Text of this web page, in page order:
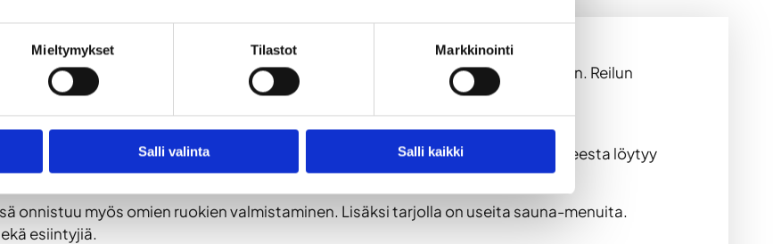
Mieltymykset Tilastot Markkinointi
Salli valinta Salli kaikki
keskustassa. Tilasta löytyy viihtyisät oleskelutilat sekä keittiö perusvarusteineen. Reilun
saunojaa.
valkokangas, karaokelaitteet, äänentoistojärjestelmä, minipingispöytä,
seurapelejä, elektroninen Darts tikkataulu, PlayStation 2 sekä PS4. Pesuhuoneesta löytyy
Tiloissa on käytettävissä myös takka ja takkapuita.
onnistuu myös omien ruokien valmistaminen. Lisäksi tarjolla on useita sauna-menuita.
esiintyjiä.